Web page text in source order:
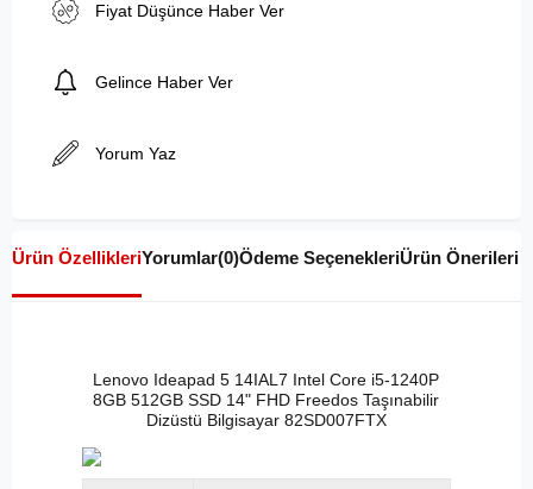
Fiyat Düşünce Haber Ver
Gelince Haber Ver
Yorum Yaz
Ürün ÖzellikleriYorumlar(0)Ödeme SeçenekleriÜrün Önerileri
Lenovo Ideapad 5 14IAL7 Intel Core i5-1240P
8GB 512GB SSD 14" FHD Freedos Taşınabilir
Dizüstü Bilgisayar 82SD007FTX